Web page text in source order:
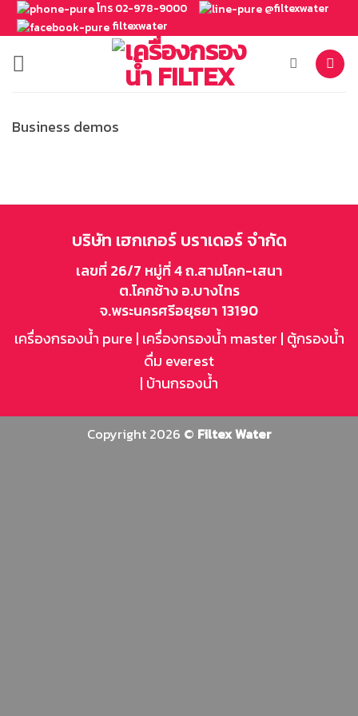
ข้าม
ไป
ยัง
เนื้อหา
โทร 02-978-9000
@filtexwater
filtexwater
Business demos
บริษัท เฮกเกอร์ บราเดอร์ จำกัด
เลขที่ 26/7 หมู่ที่ 4 ถ.สามโคก-เสนา
ต.โคกช้าง อ.บางไทร
จ.พระนครศรีอยุธยา 13190
เครื่องกรองน้ำ pure | เครื่องกรองน้ำ master | ตู้กรองน้ำ
ดื่ม everest
| บ้านกรองน้ำ
Copyright 2026 © Filtex Water